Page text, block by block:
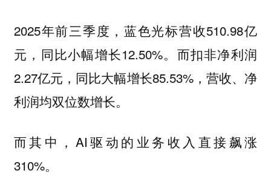
2025年前三季度，蓝色光标营收510.98亿
元，同比小幅增长12.50%。而扣非净利润
2.27亿元，同比大幅增长85.53%，营收、净
利润均双位数增长。
而其中，AI驱动的业务收入直接飙涨
310%。